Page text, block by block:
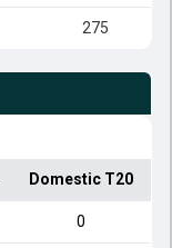
275
Domestic T20
0